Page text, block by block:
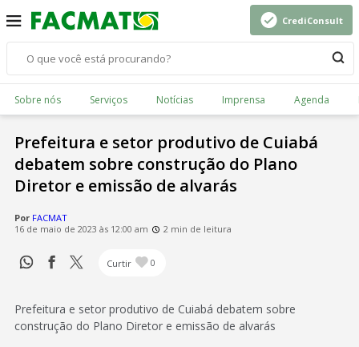
CrediConsult
Sobre nós Serviços Notícias Imprensa Agenda
Prefeitura e setor produtivo de Cuiabá
debatem sobre construção do Plano
Diretor e emissão de alvarás
Por FACMAT
16 de maio de 2023 às 12:00 am
2 min de leitura
Curtir 0
Prefeitura e setor produtivo de Cuiabá debatem sobre
construção do Plano Diretor e emissão de alvarás